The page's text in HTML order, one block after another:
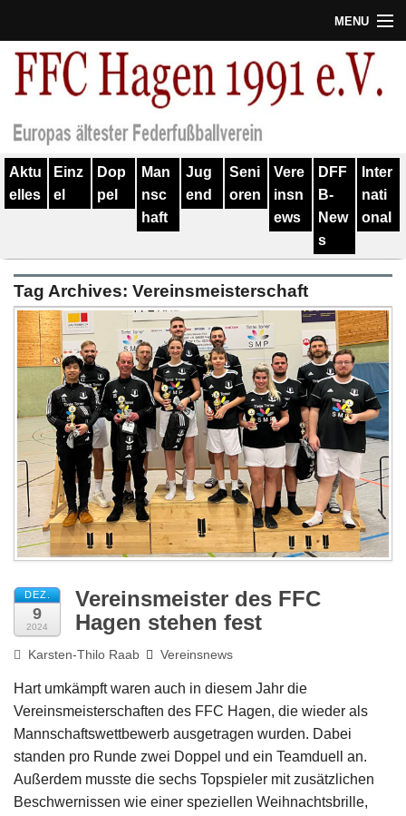
MENU
Termine
Verein
Geschichte
Training
Spieler
Kontakt
Links
Impressum
Aktu
elles
Einz
el
Dop
pel
Man
nsc
haft
Jug
end
Seni
oren
Vere
insn
ews
DFF
B-
New
s
Inter
nati
onal
Tag Archives: Vereinsmeisterschaft
DEZ.
9
2024
Vereinsmeister des FFC
Hagen stehen fest
Karsten-Thilo Raab Vereinsnews
Hart umkämpft waren auch in diesem Jahr die
Vereinsmeisterschaften des FFC Hagen, die wieder als
Mannschaftswettbewerb ausgetragen wurden. Dabei
standen pro Runde zwei Doppel und ein Teamduell an.
Außerdem musste die sechs Topspieler mit zusätzlichen
Beschwernissen wie einer speziellen Weihnachtsbrille,